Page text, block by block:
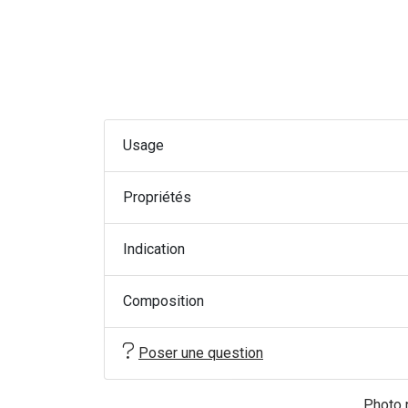
Usage
Propriétés
Indication
Composition
Poser une question
Photo